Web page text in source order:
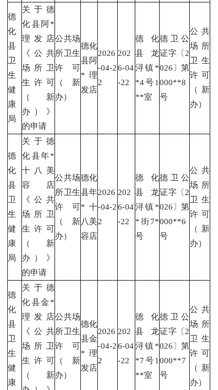
德
化
县
卫
生
健
康
局
关于德
化县阿*
理发店
《公共
场所卫
生许可
（新
办）》
的申请
公共场
所卫生
许可
（新
办）
德化
县阿
*理
发店
2026
-04-2
2
202
6-04
-22
德化
县龙
浔镇*
*4号1
**室
德卫公
证字〔2
026〕第
000**8
号
公共
场所
卫生
许可
（新
办）
德
化
县
卫
生
健
康
局
关于德
化县年*
十八美
容店
《公共
场所卫
生许可
（新
办）》
的申请
公共场
所卫生
许可
（新
办）
德化
县年
*十
八美
容店
2026
-04-2
2
202
6-04
-22
德化
县龙
浔镇*
*街7*
号
德卫公
证字〔2
026〕第
000**6
号
公共
场所
卫生
许可
（新
办）
德
化
县
卫
生
健
康
关于德
化县金*
理发店
《公共
场所卫
生许可
（新
公共场
所卫生
许可
（新
办）
德化
县金
*理
发店
2026
-04-2
2
202
6-04
-22
德化
县龙
浔镇*
*7号1
**室
德卫公
证字〔2
026〕第
000**7
号
公共
场所
卫生
许可
（新
办）